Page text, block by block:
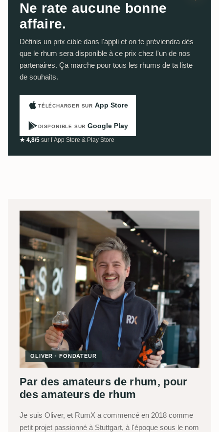
Ne rate aucune bonne
affaire.
Définis un prix cible dans l'appli et on te préviendra dès
que le rhum sera disponible à ce prix chez l'un de nos
partenaires. Ça marche pour tous les rhums de ta liste
de souhaits.
TÉLÉCHARGER SUR App Store
DISPONIBLE SUR Google Play
★ 4,8/5 sur l’App Store & Play Store
OLIVER · FONDATEUR
Par des amateurs de rhum, pour
des amateurs de rhum
Je suis Oliver, et RumX a commencé en 2018 comme
petit projet passionné à Stuttgart, à l'époque sous le nom